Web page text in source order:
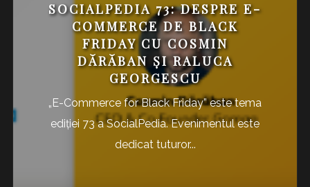
SOCIALPEDIA 73: DESPRE E-
COMMERCE DE BLACK
FRIDAY CU COSMIN
DĂRĂBAN ȘI RALUCA
GEORGESCU
„E-Commerce for Black Friday” este tema
ediției 73 a SocialPedia. Evenimentul este
dedicat tuturor...